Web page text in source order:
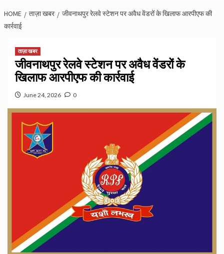
HOME ताज़ा खबर
जीवनाथपुर रेलवे स्टेशन पर अवैध वेंडरों के खिलाफ आरपीएफ की
कार्रवाई
ताज़ा खबर
जीवनाथपुर रेलवे स्टेशन पर अवैध वेंडरों के
खिलाफ आरपीएफ की कार्रवाई
June 24, 2026 0